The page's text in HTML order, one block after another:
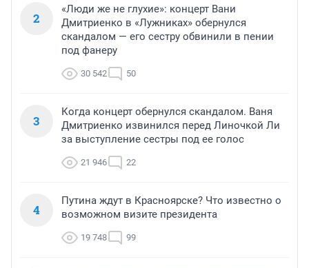
2
«Люди же не глухие»: концерт Вани
Дмитриенко в «Лужниках» обернулся
скандалом — его сестру обвинили в пении
под фанеру
30 542 50
3
Когда концерт обернулся скандалом. Ваня
Дмитриенко извинился перед Линочкой Ли
за выступление сестры под ее голос
21 946 22
4
Путина ждут в Красноярске? Что известно о
возможном визите президента
19 748 99